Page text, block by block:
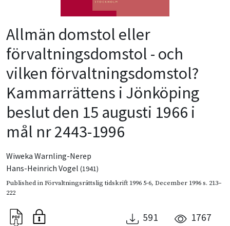
Allmän domstol eller
förvaltningsdomstol - och
vilken förvaltningsdomstol?
Kammarrättens i Jönköping
beslut den 15 augusti 1966 i
mål nr 2443-1996
Wiweka Warnling-Nerep
Hans-Heinrich Vogel (1941)
Published inFörvaltningsrättslig tidskrift 1996 5-6, December 1996s. 213–
222
591 1767